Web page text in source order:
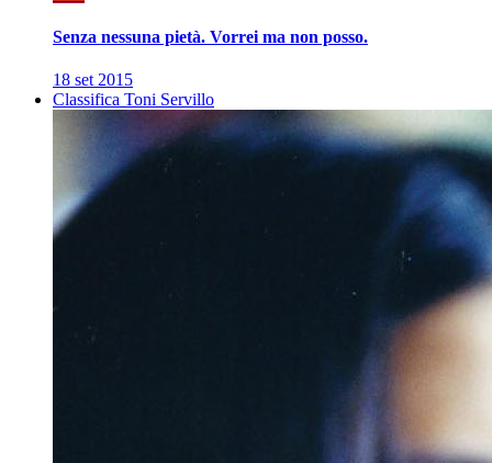
Senza nessuna pietà. Vorrei ma non posso.
18 set 2015
Classifica Toni Servillo